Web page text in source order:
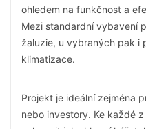
ohledem na funkčnost a
Mezi standardní vybavení
žaluzie, u vybraných pak i
klimatizace.
Projekt je ideální zejména
nebo investory. Ke každé